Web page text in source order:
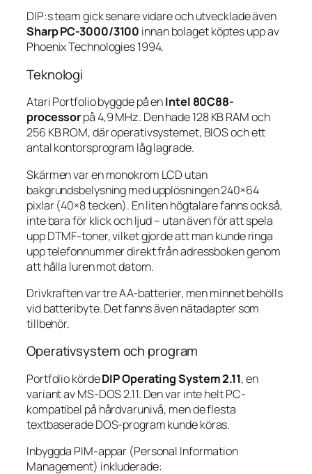
DIP:s team gick senare vidare och utvecklade även
Sharp PC-3000/3100 innan bolaget köptes upp av
Phoenix Technologies 1994.
Teknologi
Atari Portfolio byggde på enIntel 80C88-
processorpå 4,9 MHz. Den hade 128 KB RAM och
256 KB ROM, där operativsystemet, BIOS och ett
antal kontorsprogram låg lagrade.
Skärmen var en monokrom LCD utan
bakgrundsbelysning med upplösningen 240×64
pixlar (40×8 tecken). En liten högtalare fanns också,
inte bara för klick och ljud – utan även för att spela
upp DTMF-toner, vilket gjorde att man kunde ringa
upp telefonnummer direkt från adressboken genom
att hålla luren mot datorn.
Drivkraften var tre AA-batterier, men minnet behölls
vid batteribyte. Det fanns även nätadapter som
tillbehör.
Operativsystem och program
Portfolio kördeDIP Operating System 2.11, en
variant av MS-DOS 2.11. Den var inte helt PC-
kompatibel på hårdvarunivå, men de flesta
textbaserade DOS-program kunde köras.
Inbyggda PIM-appar (Personal Information
Management) inkluderade: